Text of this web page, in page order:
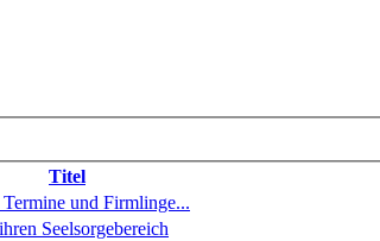
Titel
und Firmlinge...
Seelsorgebereich